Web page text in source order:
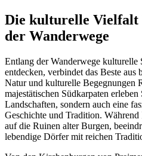
Die kulturelle Vielfalt
der Wanderwege
Entlang der Wanderwege kulturelle
entdecken, verbindet das Beste aus
Natur und kulturelle Begegnungen
majestätischen Südkarpaten
Landschaften, sondern auch eine
Geschichte und Tradition.
auf die Ruinen alter Burgen,
lebendige Dörfer mit reichen